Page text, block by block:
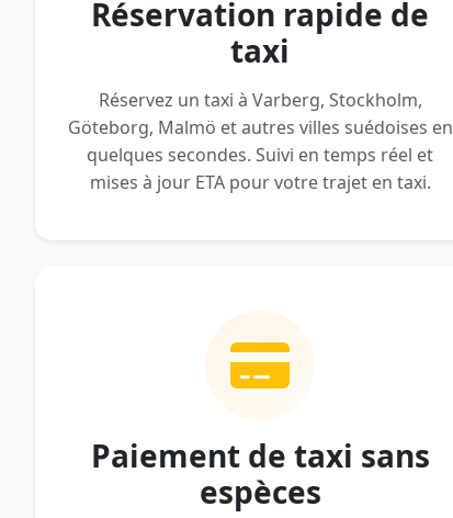
Réservation rapide de
taxi
Réservez un taxi à Varberg, Stockholm,
Göteborg, Malmö et autres villes suédoises en
quelques secondes. Suivi en temps réel et
mises à jour ETA pour votre trajet en taxi.
Paiement de taxi sans
espèces